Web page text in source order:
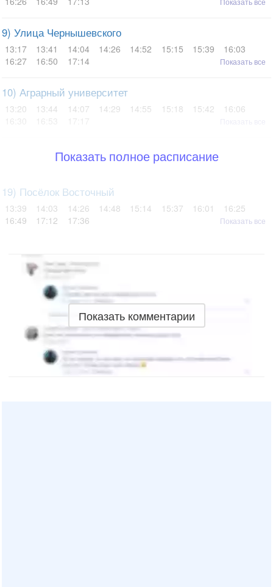
9) Улица Чернышевского
13:17 13:41 14:04 14:26 14:52 15:15 15:39
16:03
16:27
16:50 17:14 Показать все
10) Аграрный университет
13:20 13:44 14:07 14:29 14:55 15:18 15:42
16:06
Показать полное расписание
19) Посёлок Восточный
13:39 14:03 14:26 14:48 15:14 15:37 16:01
16:25
16:49
17:12 17:36 Показать все
Показать комментарии